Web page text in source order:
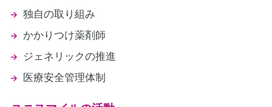
独自の取り組み
かかりつけ薬剤師
ジェネリックの推進
医療安全管理体制